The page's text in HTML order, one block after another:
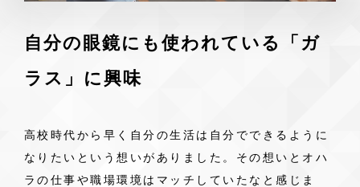
自分の眼鏡にも使われている「ガ
ラス」に興味
高校時代から早く自分の生活は自分でできるように
なりたいという想いがありました。その想いとオハ
ラの仕事や職場環境はマッチしていたなと感じま